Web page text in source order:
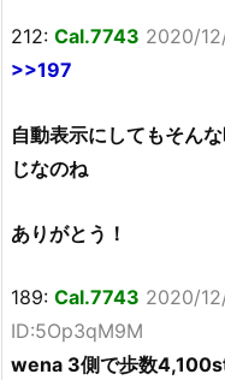
212: Cal.7743 2020/
>>197
自動表示にしてもそん
じなのね
ありがとう！
189: Cal.7743 2020/
ID:5Op3qM9M
wena 3側で歩数